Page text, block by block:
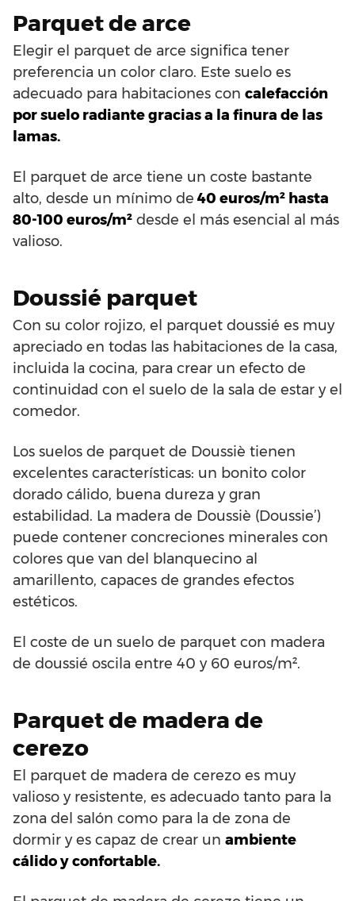
Parquet de arce
Elegir el parquet de arce significa tener
preferencia un color claro. Este suelo es
adecuado para habitaciones con calefacción
por suelo radiante gracias a la finura de las
lamas.
El parquet de arce tiene un coste bastante
alto, desde un mínimo de 40 euros/m² hasta
80-100 euros/m² desde el más esencial al más
valioso.
Doussié parquet
Con su color rojizo, el parquet doussié es muy
apreciado en todas las habitaciones de la casa,
incluida la cocina, para crear un efecto de
continuidad con el suelo de la sala de estar y el
comedor.
Los suelos de parquet de Doussiè tienen
excelentes características: un bonito color
dorado cálido, buena dureza y gran
estabilidad. La madera de Doussiè (Doussie’)
puede contener concreciones minerales con
colores que van del blanquecino al
amarillento, capaces de grandes efectos
estéticos.
El coste de un suelo de parquet con madera
de doussié oscila entre 40 y 60 euros/m².
Parquet de madera de
cerezo
El parquet de madera de cerezo es muy
valioso y resistente, es adecuado tanto para la
zona del salón como para la de zona de
dormir y es capaz de crear un ambiente
cálido y confortable.